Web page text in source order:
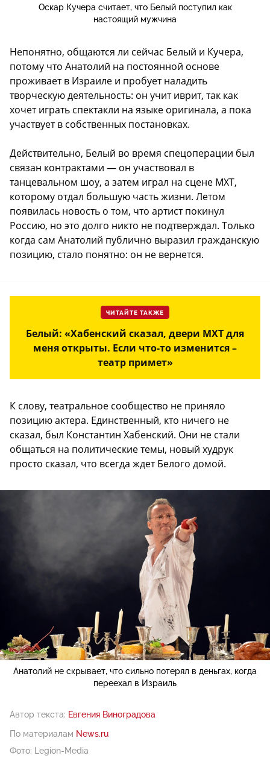
Оскар Кучера считает, что Белый поступил как
настоящий мужчина
Непонятно, общаются ли сейчас Белый и Кучера,
потому что Анатолий на постоянной основе
проживает в Израиле и пробует наладить
творческую деятельность: он учит иврит, так как
хочет играть спектакли на языке оригинала, а пока
участвует в собственных постановках.
Действительно, Белый во время спецоперации был
связан контрактами — он участвовал в
танцевальном шоу, а затем играл на сцене МХТ,
которому отдал большую часть жизни. Летом
появилась новость о том, что артист покинул
Россию, но это долго никто не подтверждал. Только
когда сам Анатолий публично выразил гражданскую
позицию, стало понятно: он не вернется.
ЧИТАЙТЕ ТАКЖЕ
Белый: «Хабенский сказал, двери МХТ для
меня открыты. Если что-то изменится –
театр примет»
К слову, театральное сообщество не приняло
позицию актера. Единственный, кто ничего не
сказал, был Константин Хабенский. Они не стали
общаться на политические темы, новый худрук
просто сказал, что всегда ждет Белого домой.
Анатолий не скрывает, что сильно потерял в деньгах, когда
переехал в Израиль
Автор текста: Евгения Виноградова
По материалам News.ru
Фото: Legion-Media